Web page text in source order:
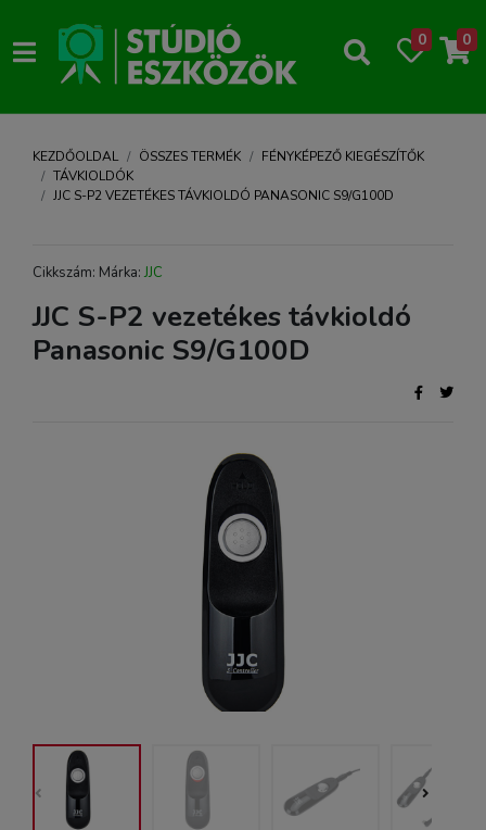
0 0
KEZDŐOLDAL ÖSSZES TERMÉK
FÉNYKÉPEZŐ KIEGÉSZÍTŐK
TÁVKIOLDÓK
JJC S-P2 VEZETÉKES TÁVKIOLDÓ PANASONIC S9/G100D
Cikkszám: Márka: JJC
JJC S-P2 vezetékes távkioldó
Panasonic S9/G100D